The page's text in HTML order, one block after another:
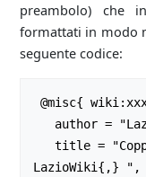
preambolo) che
formattati in modo
seguente codice:
LazioWiki{,} ",